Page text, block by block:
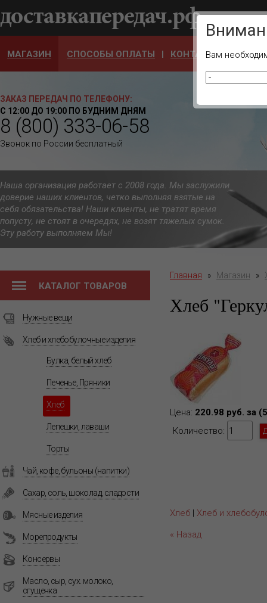
Ваш
МАГАЗИН СПОСОБЫ ОПЛАТЫ КОНТАКТЫ
ЗАКАЗ ПЕРЕДАЧ ПО ТЕЛЕФОНУ:
С 12:00 ДО 19:00 ПО БУДНИМ ДНЯМ
8 (800) 333-06-58
Звонок по России бесплатный
Наша организация работает с 2008 года. Мы заслужили
доверие наших клиентов, четко выполняя взятые на
себя обязательства! Наши клиенты, не тратят время
попусту, не стоят в очередях, не возят тяжелых сумок.
Эту работу выполняем Мы!
КАТАЛОГ ТОВАРОВ
Нужные вещи
Хлеб и хлебобулочные изделия
Булка, белый хлеб
Печенье, Пряники
Хлеб
Лепешки, лаваши
Торты
Чай, кофе, бульоны (напитки)
Сахар, соль, шоколад, сладости
Мясные изделия
Морепродукты
Консервы
Масло, сыр, сух. молоко,
сгущенка
Главная » Магазин »
Хлеб
Цена: 220.98 руб. за
Количество:
Хлеб | Хлеб и
« Назад
Вам